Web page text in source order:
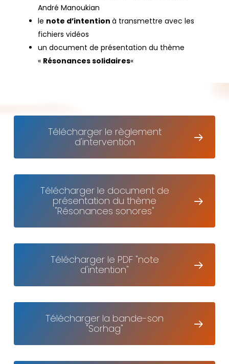
André Manoukian
le note d’intention à transmettre avec les
fichiers vidéos
un document de présentation du thème
« Résonances solidaires«
Télécharger le règlement
d'intervention
Télécharger le document de
présentation du thème
"Résonances sonores"
Télécharger le PDF "note
d'intention"
Télécharger la bande-son
"Sorhag"